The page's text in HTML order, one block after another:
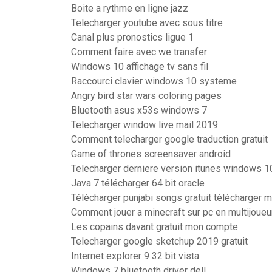
Boite a rythme en ligne jazz
Telecharger youtube avec sous titre
Canal plus pronostics ligue 1
Comment faire avec we transfer
Windows 10 affichage tv sans fil
Raccourci clavier windows 10 systeme
Angry bird star wars coloring pages
Bluetooth asus x53s windows 7
Telecharger window live mail 2019
Comment telecharger google traduction gratuit
Game of thrones screensaver android
Telecharger derniere version itunes windows
Java 7 télécharger 64 bit oracle
Télécharger punjabi songs gratuit télécharger
Comment jouer a minecraft sur pc en
Les copains davant gratuit mon compte
Telecharger google sketchup 2019 gratuit
Internet explorer 9 32 bit vista